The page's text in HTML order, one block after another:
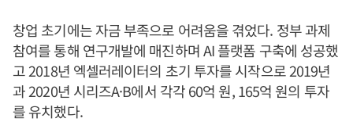
창업 초기에는 자금 부족으로 어려움을 겪었다. 정부 과제
참여를 통해 연구개발에 매진하며 AI 플랫폼 구축에 성공했
고 2018년 엑셀러레이터의 초기 투자를 시작으로 2019년
과 2020년 시리즈A·B에서 각각 60억 원, 165억 원의 투자
를 유치했다.